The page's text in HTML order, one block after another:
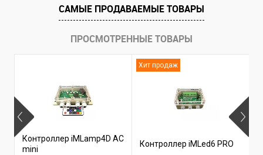
САМЫЕ ПРОДАВАЕМЫЕ ТОВАРЫ
ПРОСМОТРЕННЫЕ ТОВАРЫ
Контроллер iMLamp4D AC
mini
Хит продаж
Контроллер iMLed6 PRO